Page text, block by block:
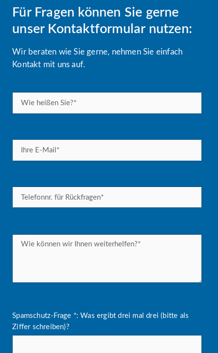
Für Fragen können Sie gerne
unser Kontaktformular nutzen:
Wir beraten wie Sie gerne, nehmen Sie einfach
Kontakt mit uns auf.
Spamschutz-Frage *: Was ergibt drei mal drei (bitte als
Ziffer schreiben)?